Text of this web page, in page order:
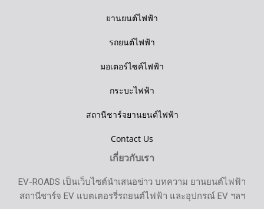
ยานยนต์ไฟฟ้า
รถยนต์ไฟฟ้า
มอเตอร์ไซค์ไฟฟ้า
กระบะไฟฟ้า
สถานีชาร์จยานยนต์ไฟฟ้า
Contact Us
เกี่ยวกับเรา
EV-ROADS เป็นเว็บไซต์นำเสนอข่าว บทความ ยานยนต์ไฟฟ้า
สถานีชาร์จ EV แบตเตอรรี่รถยนต์ไฟฟ้า และอุปกรณ์ EV ฯลฯ